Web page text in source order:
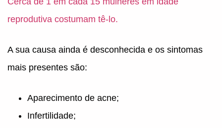
reprodutiva costumam tê-lo.
A sua causa ainda é desconhecida e os sintomas
mais presentes são:
Aparecimento de acne;
Infertilidade;